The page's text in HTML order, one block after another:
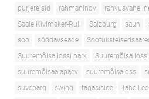
purjereisid
rahmaninov
Saale Kivimaker-Rull
Salzburg saun
soo
söödavseade
Suuremõisa lossi park
Suuremõisa
suuremõisaaiapäev
suuremõisaloss
suvepärg
swing tagasiside Tähe-